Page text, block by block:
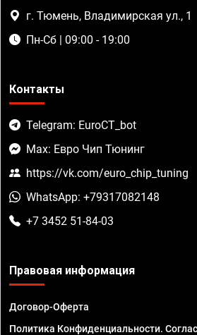
г. Тюмень, Владимирская ул., 1
Пн-Сб | 09:00 - 19:00
Контакты
Telegram: EuroCT_bot
Max: Евро Чип Тюнинг
https://vk.com/euro_chip_tuning
WhatsApp: +79317082148
+7 3452 51-84-03
Правовая информация
Договор-Оферта
Политика Конфиденциальности.